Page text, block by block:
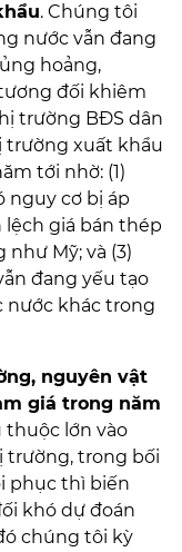
. Chúng tôi
nước vẫn đang
hoảng,
đối khiêm
trường BĐS dân
trường xuất khẩu
tới nhờ: (1)
nguy cơ bị áp
lệch giá bán thép
như Mỹ; và (3)
đang yếu tạo
nước khác trong
nguyên vật
giá trong năm
thuộc lớn vào
trong bối
phục thì biến
khó dự đoán
chúng tôi kỳ